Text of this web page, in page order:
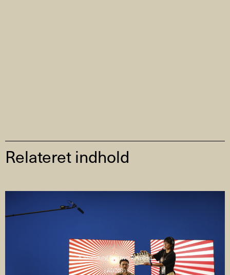
Relateret indhold
A Total Story! Part two: Revisited
( AUDIO )